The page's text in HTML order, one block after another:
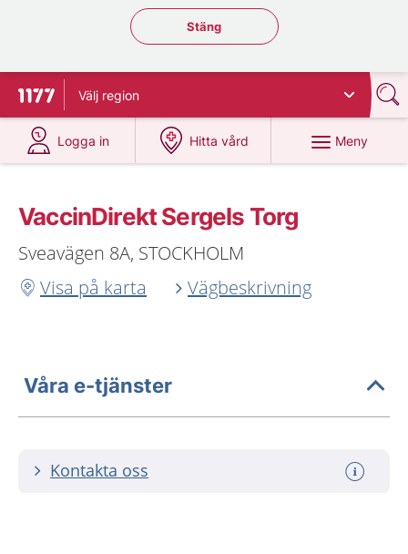
Stäng regionsväljaren
Stäng
Till startsidan för 1177
Välj region
Logga in
på 1177.se
Hitta vård
på 1177.se
Meny
VaccinDirekt Sergels Torg
Sveavägen 8A, STOCKHOLM
Visa på karta
Vägbeskrivning
Våra e-tjänster
Kontakta oss